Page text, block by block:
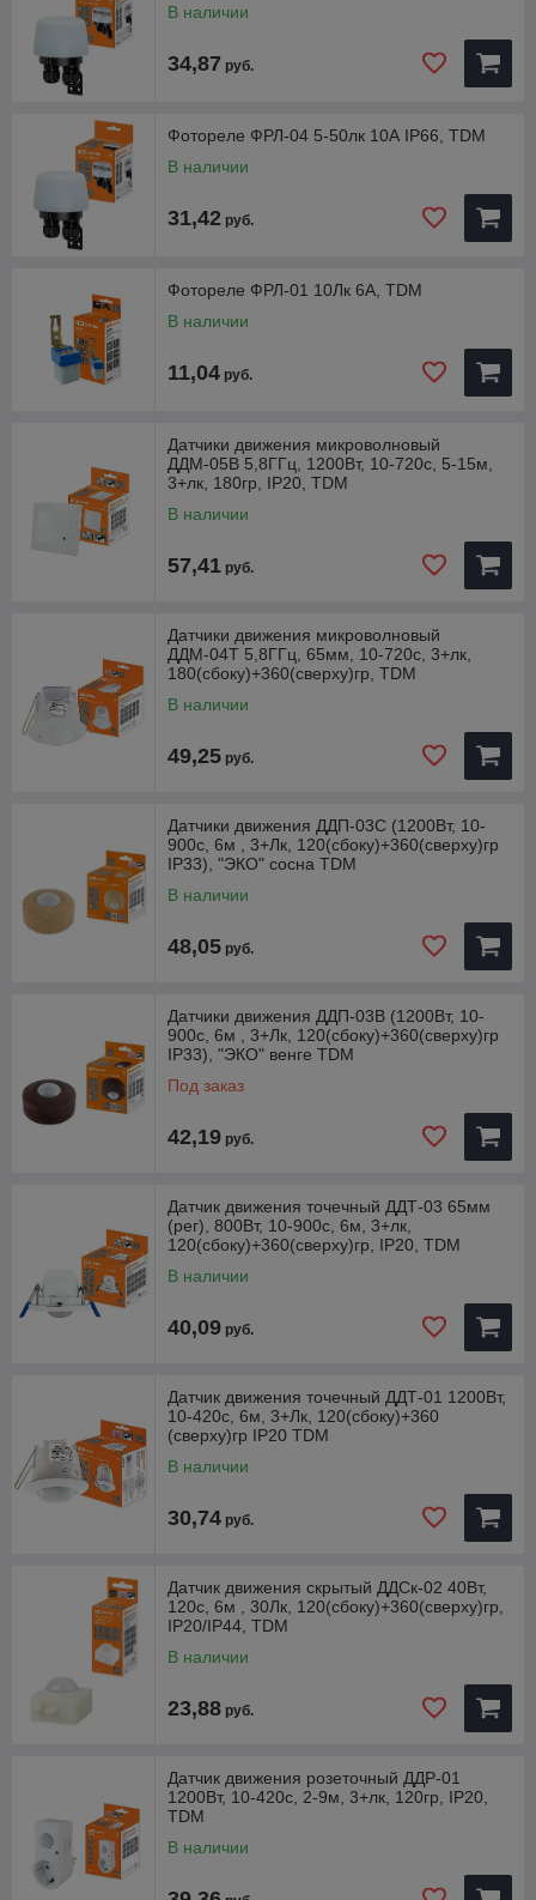
В наличии
34,87 руб.
Фотореле ФРЛ-04 5-50лк 10А IP66, TDM
В наличии
31,42 руб.
Фотореле ФРЛ-01 10Лк 6А, TDM
В наличии
11,04 руб.
Датчики движения микроволновый
ДДМ-05В 5,8ГГц, 1200Вт, 10-720с, 5-15м,
3+лк, 180гр, IP20, TDM
В наличии
57,41 руб.
Датчики движения микроволновый
ДДМ-04Т 5,8ГГц, 65мм, 10-720с, 3+лк,
180(сбоку)+360(сверху)гр, TDM
В наличии
49,25 руб.
Датчики движения ДДП-03С (1200Вт, 10-
900с, 6м , 3+Лк, 120(сбоку)+360(сверху)гр
IP33), "ЭКО" сосна TDM
В наличии
48,05 руб.
Датчики движения ДДП-03В (1200Вт, 10-
900с, 6м , 3+Лк, 120(сбоку)+360(сверху)гр
IP33), "ЭКО" венге TDM
Под заказ
42,19 руб.
Датчик движения точечный ДДТ-03 65мм
(рег), 800Вт, 10-900с, 6м, 3+лк,
120(сбоку)+360(сверху)гр, IP20, TDM
В наличии
40,09 руб.
Датчик движения точечный ДДТ-01 1200Вт,
10-420с, 6м, 3+Лк, 120(сбоку)+360
(сверху)гр IP20 TDM
В наличии
30,74 руб.
Датчик движения скрытый ДДСк-02 40Вт,
120с, 6м , 30Лк, 120(сбоку)+360(сверху)гр,
IP20/IP44, TDM
В наличии
23,88 руб.
Датчик движения розеточный ДДР-01
1200Вт, 10-420с, 2-9м, 3+лк, 120гр, IP20,
TDM
В наличии